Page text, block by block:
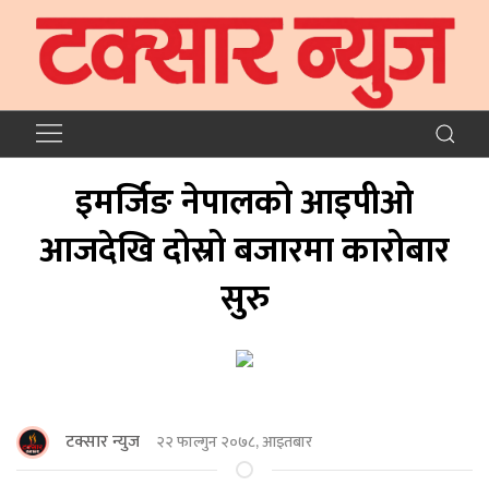
इमर्जिङ नेपालको आइपीओ
आजदेखि दोस्रो बजारमा कारोबार
सुरु
टक्सार न्युज २२ फाल्गुन २०७८, आइतबार